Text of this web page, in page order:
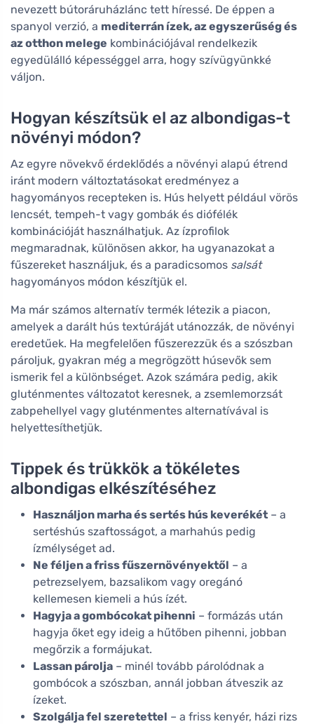
nevezett bútoráruházlánc tett híressé. De éppen a
spanyol verzió, a mediterrán ízek, az egyszerűség és
az otthon melege kombinációjával rendelkezik
egyedülálló képességgel arra, hogy szívügyünkké
váljon.
Hogyan készítsük el az albondigas-t
növényi módon?
Az egyre növekvő érdeklődés a növényi alapú étrend
iránt modern változtatásokat eredményez a
hagyományos recepteken is. Hús helyett például vörös
lencsét, tempeh-t vagy gombák és diófélék
kombinációját használhatjuk. Az ízprofilok
megmaradnak, különösen akkor, ha ugyanazokat a
fűszereket használjuk, és a paradicsomos salsát
hagyományos módon készítjük el.
Ma már számos alternatív termék létezik a piacon,
amelyek a darált hús textúráját utánozzák, de növényi
eredetűek. Ha megfelelően fűszerezzük és a szószban
pároljuk, gyakran még a megrögzött húsevők sem
ismerik fel a különbséget. Azok számára pedig, akik
gluténmentes változatot keresnek, a zsemlemorzsát
zabpehellyel vagy gluténmentes alternatívával is
helyettesíthetjük.
Tippek és trükkök a tökéletes
albondigas elkészítéséhez
Használjon marha és sertés hús keverékét – a
sertéshús szaftosságot, a marhahús pedig
ízmélységet ad.
Ne féljen a friss fűszernövényektől – a
petrezselyem, bazsalikom vagy oregánó
kellemesen kiemeli a hús ízét.
Hagyja a gombócokat pihenni – formázás után
hagyja őket egy ideig a hűtőben pihenni, jobban
megőrzik a formájukat.
Lassan párolja – minél tovább párolódnak a
gombócok a szószban, annál jobban átveszik az
ízeket.
Szolgálja fel szeretettel – a friss kenyér, házi rizs